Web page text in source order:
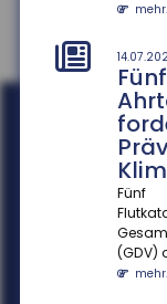
Fünf
(GDV)